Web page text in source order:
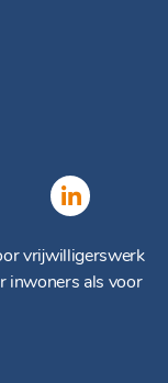
vrijwilligerswerk
inwoners als voor